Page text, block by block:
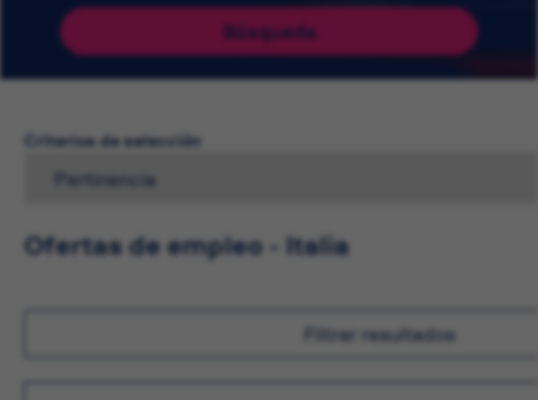
Búsqueda
Criterios de selección
Ofertas de empleo - Italia
Filtrar resultados